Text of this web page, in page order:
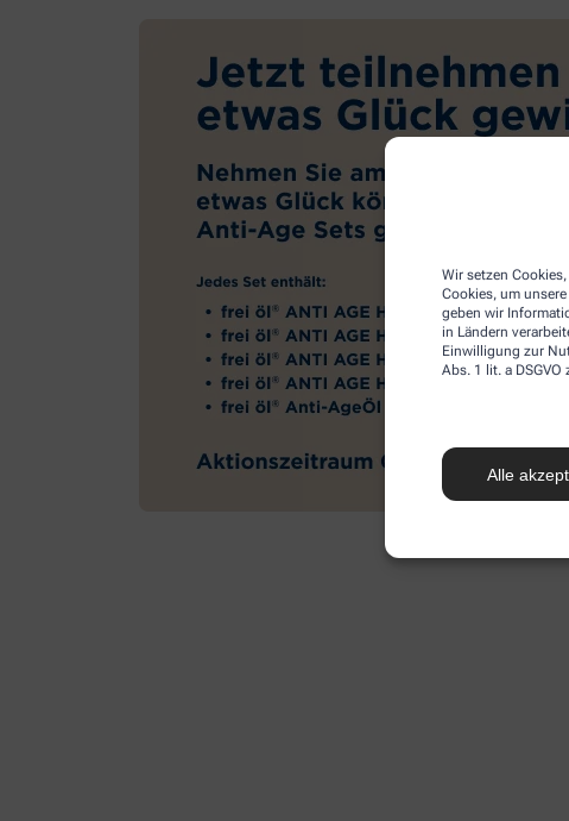
Wir setzen
Cookies, um
geben wir
in Ländern
Einwilligung zur
Abs. 1 lit. a
Alle